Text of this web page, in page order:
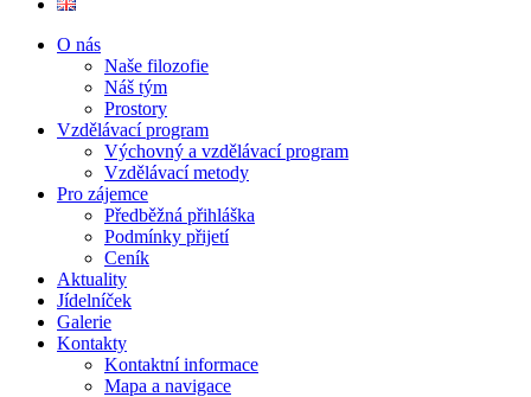
O nás
Naše filozofie
Náš tým
Prostory
Vzdělávací program
Výchovný a vzdělávací program
Vzdělávací metody
Pro zájemce
Předběžná přihláška
Podmínky přijetí
Ceník
Aktuality
Jídelníček
Galerie
Kontakty
Kontaktní informace
Mapa a navigace